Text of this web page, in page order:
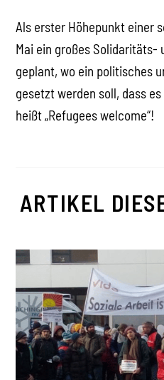
Als erster Höhepunkt einer
Mai ein großes Solidaritäts-
geplant, wo ein politisches
gesetzt werden soll, dass
heißt „Refugees welcome“!
ARTIKEL